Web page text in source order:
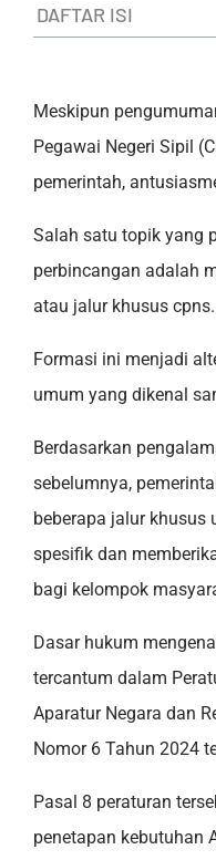
DAFTAR ISI
Meskipun
Pegawai Negeri Sipil
pemerintah,
Salah satu topik yang
perbincangan adalah
atau jalur khusus cpns.
Formasi ini menjadi
umum yang dikenal
Berdasarkan
sebelumnya,
beberapa jalur khusus
spesifik dan
bagi kelompok
Dasar hukum
tercantum dalam
Aparatur Negara dan
Nomor 6 Tahun 2024
Pasal 8 peraturan
penetapan kebutuhan